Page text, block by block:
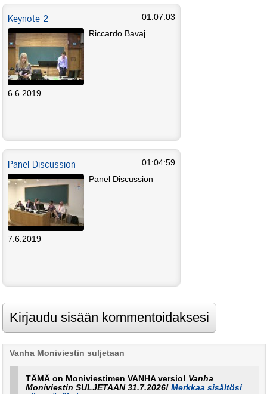
Keynote 2
01:07:03
Riccardo Bavaj
6.6.2019
Panel Discussion
01:04:59
Panel Discussion
7.6.2019
Vanha Moniviestin suljetaan
TÄMÄ on Moniviestimen VANHA versio! Vanha
Moniviestin SULJETAAN 31.7.2026!Merkkaa sisältösi